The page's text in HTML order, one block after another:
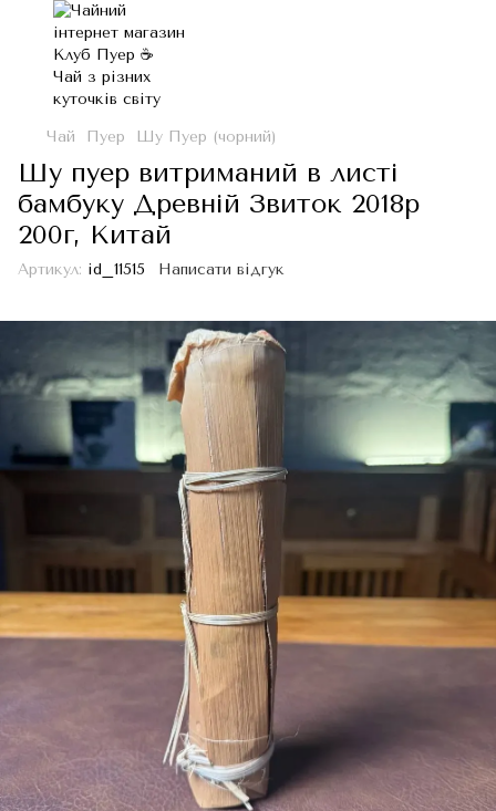
Чай Пуер Шу Пуер (чорний)
Шу пуер витриманий в листі
бамбуку Древній Звиток 2018р
200г, Китай
Артикул: id_11515 Написати відгук